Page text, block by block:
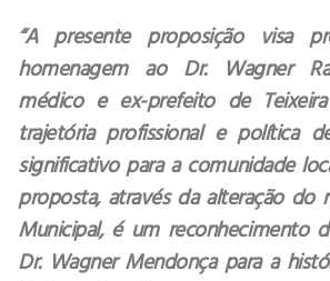
“A presente proposição visa
homenagem ao Dr. Wagner
médico e ex-prefeito de
trajetória profissional e política
significativo para a comunidade
proposta, através da alteração do
Municipal, é um reconhecimento
Dr. Wagner Mendonça para a